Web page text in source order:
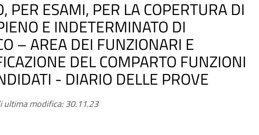
PER ESAMI, PER LA COPERTURA DI
E INDETERMINATO DI
– AREA DEI FUNZIONARI E
DEL COMPARTO FUNZIONI
- DIARIO DELLE PROVE
ultima modifica: 30.11.23